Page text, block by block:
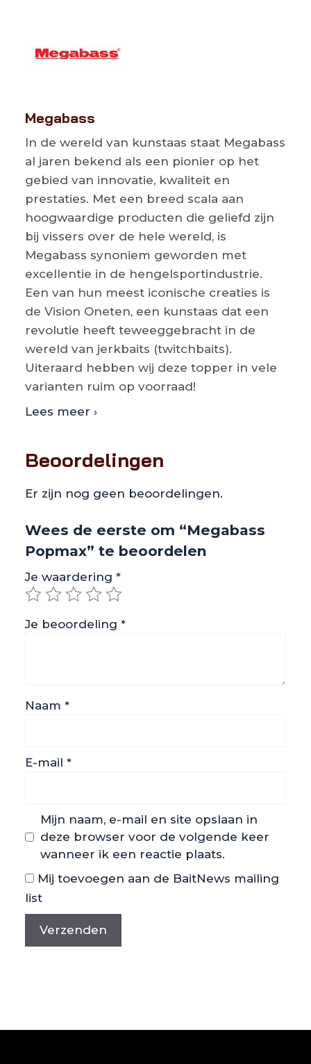
Megabass
In de wereld van kunstaas staat Megabass
al jaren bekend als een pionier op het
gebied van innovatie, kwaliteit en
prestaties. Met een breed scala aan
hoogwaardige producten die geliefd zijn
bij vissers over de hele wereld, is
Megabass synoniem geworden met
excellentie in de hengelsportindustrie.
Een van hun meest iconische creaties is
de Vision Oneten, een kunstaas dat een
revolutie heeft teweeggebracht in de
wereld van jerkbaits (twitchbaits).
Uiteraard hebben wij deze topper in vele
varianten ruim op voorraad!
Lees meer ›
Beoordelingen
Er zijn nog geen beoordelingen.
Wees de eerste om “Megabass
Popmax” te beoordelen
Je waardering *
Je beoordeling *
Naam *
E-mail *
Mijn naam, e-mail en site opslaan in
deze browser voor de volgende keer
wanneer ik een reactie plaats.
Mij toevoegen aan de BaitNews mailing
list